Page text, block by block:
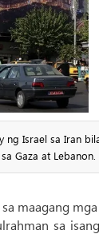
ng Israel sa Iran
Gaza at Lebanon.
maagang
sa